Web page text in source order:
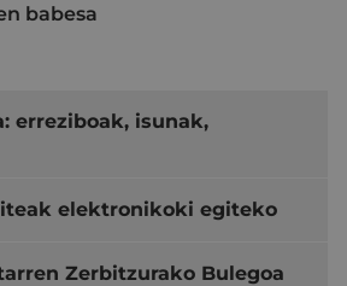
babesa
erreziboak, isunak,
elektronikoki egiteko
Zerbitzurako Bulegoa